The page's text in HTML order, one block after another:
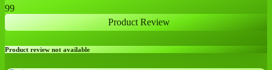
99
Product Review
Product review not available